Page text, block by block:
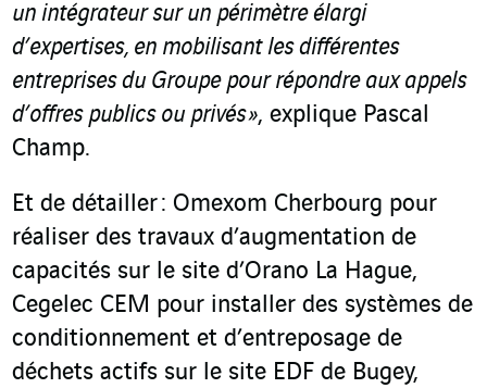
un intégrateur sur un périmètre élargi
d’expertises, en mobilisant les différentes
entreprises du Groupe pour répondre aux appels
d’offres publics ou privés », explique Pascal
Champ.
Et de détailler : Omexom Cherbourg pour
réaliser des travaux d’augmentation de
capacités sur le site d’Orano La Hague,
Cegelec CEM pour installer des systèmes de
conditionnement et d’entreposage de
déchets actifs sur le site EDF de Bugey,